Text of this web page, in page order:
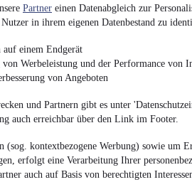
Partner einen Datenabgleich zur
in ihrem eigenen Datenbestand zu
einem Endgerät
Werbeleistung und der Performance von
von Angeboten
und Partnern gibt es unter
auch erreichbar über den Link im Footer.
kontextbezogene Werbung) sowie um
erfolgt eine Verarbeitung Ihrer
auch auf Basis von berechtigten
Opel Insignia 1.6
8.900 €
Finanzierung ab 95 € mtl.
EZ 02/2017 •120.000